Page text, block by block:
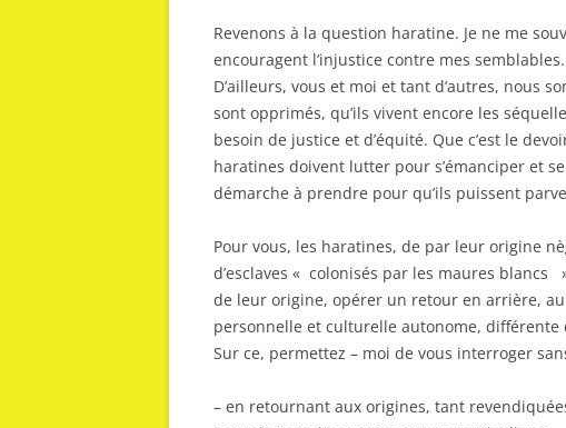
Revenons à la question haratine. Je ne me
encouragent l’injustice contre mes
D’ailleurs, vous et moi et tant d’autres, nous
sont opprimés, qu’ils vivent encore les
besoin de justice et d’équité. Que c’est le
haratines doivent lutter pour s’émanciper et
démarche à prendre pour qu’ils puissent
Pour vous, les haratines, de par leur origine
d’esclaves « colonisés par les maures
de leur origine, opérer un retour en arrière,
personnelle et culturelle autonome, différente
Sur ce, permettez – moi de vous interroger
– en retournant aux origines, tant